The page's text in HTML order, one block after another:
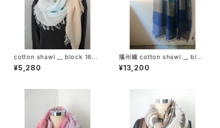
cotton shawl __ block 160
朝朗w
¥5,280
播州織 cotton shawl __ bloc
k 220-120 深海GK
¥13,200